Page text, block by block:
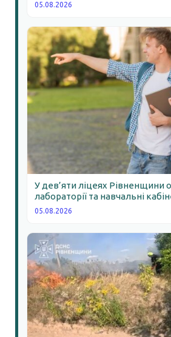
05.08.2026
У дев’яти ліцеях Рівненщини
лабораторії та навчальні
05.08.2026